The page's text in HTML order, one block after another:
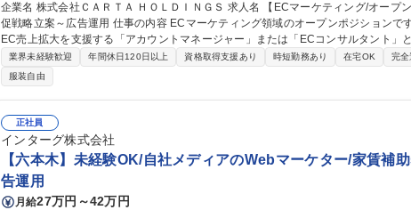
企業名 株式会社ＣＡＲＴＡ ＨＯＬＤＩＮＧＳ 求人名 【ECマーケティング/オープンポジション】モール出店の販
促戦略立案～広告運用 仕事の内容 ECマーケティング領域のオープンポジションです。ご経験・ご志向を踏まえ、
EC売上拡大を支援する「アカウントマネージャー」または「ECコンサルタント」
いただきます。 ＜ご経験・適性を踏まえ、選考を通じて「アカウントマネージャー」または「ECコンサルタン
ト」へ配属します＞ ■アカウントマネージャー：Amazon Adsを活用した広告戦略の
じ、EC売上最大化を支援します。 ■ECコンサルタント：Amazon・楽天市場を中心
ル運営を支援し、メーカーの事業成長に伴走します。 募集職種 【ECマーケティング/オープンポジション】モー
ル出店の販促戦略立案～広告運用
業界未経験歓迎 年間休日120日以上 資格取得支援あり 時短勤務あり 在宅OK 完全
服装自由
正社員
インターグ株式会社
【六本木】未経験OK/自社メディアのWebマーケター/家賃補
告運用
月給27万円～42万円